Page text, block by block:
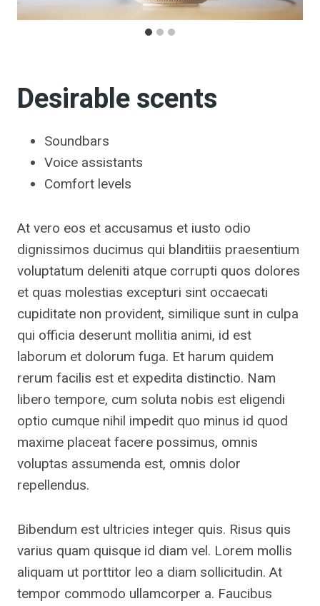
Desirable scents
Soundbars
Voice assistants
Comfort levels
At vero eos et accusamus et iusto odio
dignissimos ducimus qui blanditiis praesentium
voluptatum deleniti atque corrupti quos dolores
et quas molestias excepturi sint occaecati
cupiditate non provident, similique sunt in culpa
qui officia deserunt mollitia animi, id est
laborum et dolorum fuga. Et harum quidem
rerum facilis est et expedita distinctio. Nam
libero tempore, cum soluta nobis est eligendi
optio cumque nihil impedit quo minus id quod
maxime placeat facere possimus, omnis
voluptas assumenda est, omnis dolor
repellendus.
Bibendum est ultricies integer quis. Risus quis
varius quam quisque id diam vel. Lorem mollis
aliquam ut porttitor leo a diam sollicitudin. At
tempor commodo ullamcorper a. Faucibus